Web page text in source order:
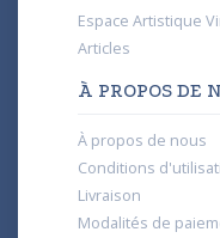
Espace Artistique
Articles
À PROPOS DE
À propos de nous
Conditions
Livraison
Modalités de